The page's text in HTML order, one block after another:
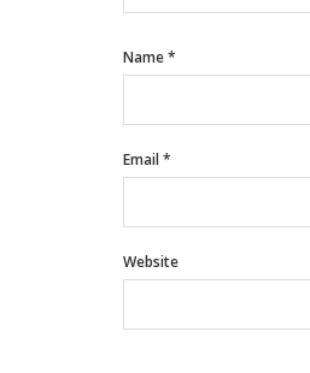
Name*
Email*
Website